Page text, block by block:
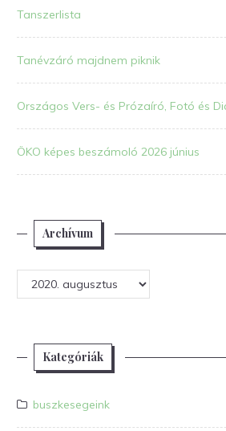
Tanszerlista
Tanévzáró majdnem piknik
Országos Vers- és Prózaíró, Fotó és
ÖKO képes beszámoló 2026 június
Archívum
Archívum
Kategóriák
buszkesegeink